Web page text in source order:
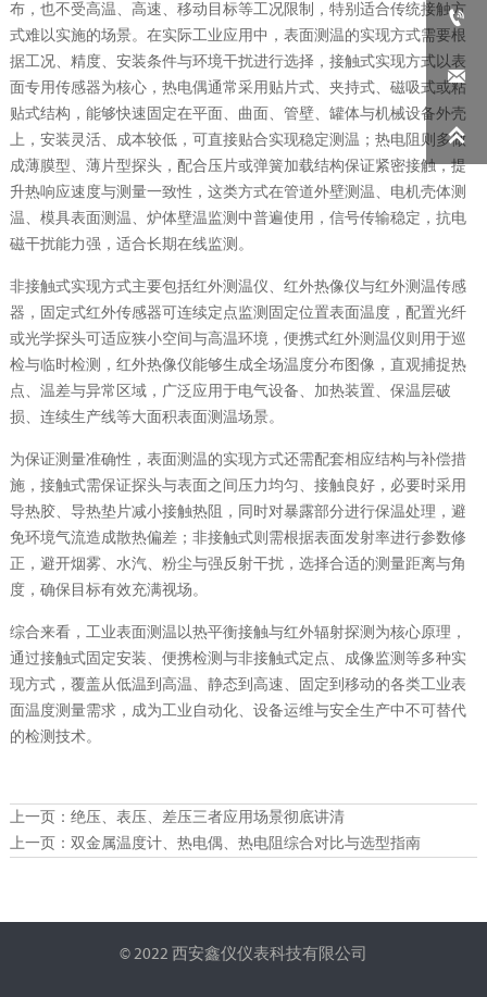
布，也不受高温、高速、移动目标等工况限制，特别适合传统接触方
式难以实施的场景。在实际工业应用中，表面测温的实现方式需要根
据工况、精度、安装条件与环境干扰进行选择，接触式实现方式以表
面专用传感器为核心，热电偶通常采用贴片式、夹持式、磁吸式或粘
贴式结构，能够快速固定在平面、曲面、管壁、罐体与机械设备外壳
上，安装灵活、成本较低，可直接贴合实现稳定测温；热电阻则多做
成薄膜型、薄片型探头，配合压片或弹簧加载结构保证紧密接触，提
升热响应速度与测量一致性，这类方式在管道外壁测温、电机壳体测
温、模具表面测温、炉体壁温监测中普遍使用，信号传输稳定，抗电
磁干扰能力强，适合长期在线监测。
非接触式实现方式主要包括红外测温仪、红外热像仪与红外测温传感
器，固定式红外传感器可连续定点监测固定位置表面温度，配置光纤
或光学探头可适应狭小空间与高温环境，便携式红外测温仪则用于巡
检与临时检测，红外热像仪能够生成全场温度分布图像，直观捕捉热
点、温差与异常区域，广泛应用于电气设备、加热装置、保温层破
损、连续生产线等大面积表面测温场景。
为保证测量准确性，表面测温的实现方式还需配套相应结构与补偿措
施，接触式需保证探头与表面之间压力均匀、接触良好，必要时采用
导热胶、导热垫片减小接触热阻，同时对暴露部分进行保温处理，避
免环境气流造成散热偏差；非接触式则需根据表面发射率进行参数修
正，避开烟雾、水汽、粉尘与强反射干扰，选择合适的测量距离与角
度，确保目标有效充满视场。
综合来看，工业表面测温以热平衡接触与红外辐射探测为核心原理，
通过接触式固定安装、便携检测与非接触式定点、成像监测等多种实
现方式，覆盖从低温到高温、静态到高速、固定到移动的各类工业表
面温度测量需求，成为工业自动化、设备运维与安全生产中不可替代
的检测技术。
上一页： 绝压、表压、差压三者应用场景彻底讲清
上一页： 双金属温度计、热电偶、热电阻综合对比与选型指南
© 2022 西安鑫仪仪表科技有限公司


